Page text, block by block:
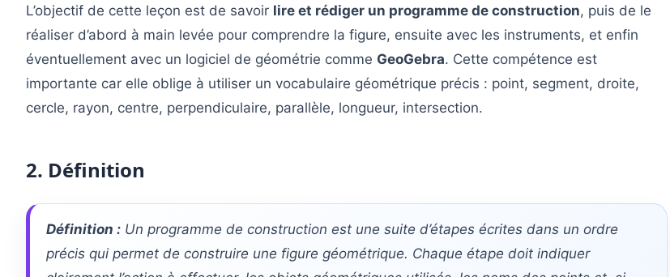
L’objectif de cette leçon est de savoir lire et rédiger un programme de construction, puis de le
réaliser d’abord à main levée pour comprendre la figure, ensuite avec les instruments, et enfin
éventuellement avec un logiciel de géométrie comme GeoGebra. Cette compétence est
importante car elle oblige à utiliser un vocabulaire géométrique précis : point, segment, droite,
cercle, rayon, centre, perpendiculaire, parallèle, longueur, intersection.
2. Définition
Définition : Un programme de construction est une suite d’étapes écrites dans un ordre
précis qui permet de construire une figure géométrique. Chaque étape doit indiquer